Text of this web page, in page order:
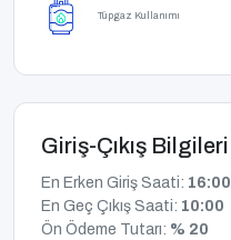
Tüpgaz Kullanımı
Giriş-Çıkış
En Erken Giriş Saati: 16:00
En Geç Çıkış Saati: 10:00
Ön Ödeme Tutarı: % 20